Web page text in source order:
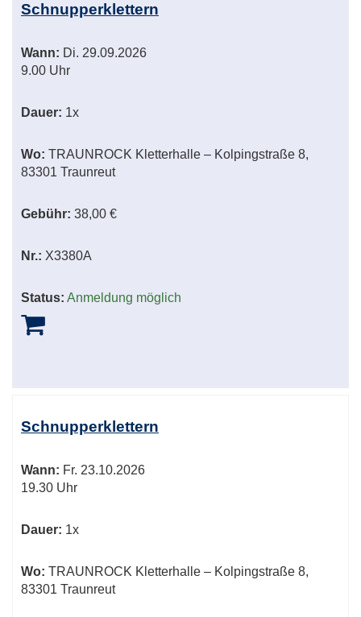
Schnupperklettern
Wann: Di. 29.09.2026
9.00 Uhr
Dauer: 1x
Wo: TRAUNROCK Kletterhalle – Kolpingstraße 8,
83301 Traunreut
Gebühr: 38,00 €
Nr.: X3380A
Status: Anmeldung möglich
Schnupperklettern
Wann: Fr. 23.10.2026
19.30 Uhr
Dauer: 1x
Wo: TRAUNROCK Kletterhalle – Kolpingstraße 8,
83301 Traunreut